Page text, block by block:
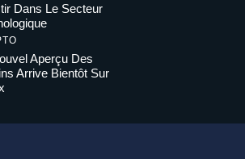
Dans Le Secteur
Aperçu Des
Arrive Bientôt Sur